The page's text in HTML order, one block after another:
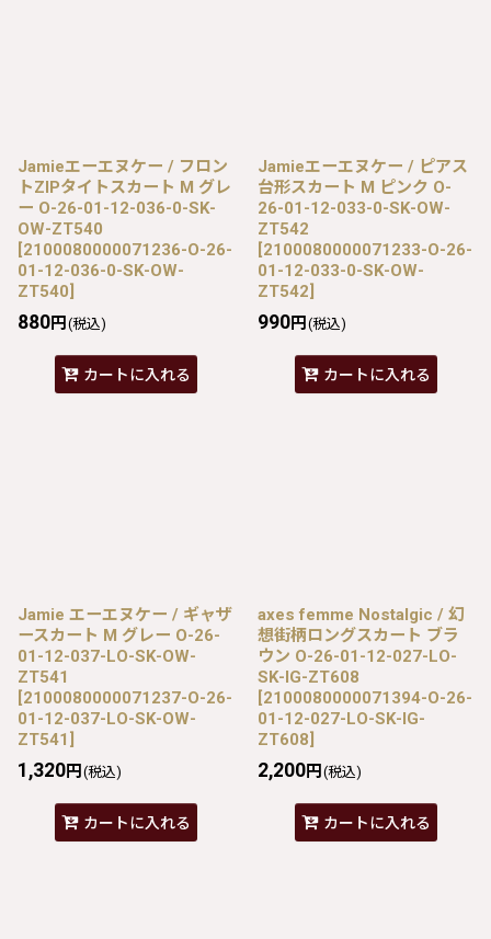
Jamieエーエヌケー / フロン
トZIPタイトスカート M グレ
ー O-26-01-12-036-0-SK-
OW-ZT540
[2100080000071236-O-26-
01-12-036-0-SK-OW-
ZT540]
880円 (税込)
カートに入れる
Jamieエーエヌケー / ピアス
台形スカート M ピンク O-
26-01-12-033-0-SK-OW-
ZT542
[2100080000071233-O-26-
01-12-033-0-SK-OW-
ZT542]
990円 (税込)
カートに入れる
Jamie エーエヌケー / ギャザ
ースカート M グレー O-26-
01-12-037-LO-SK-OW-
ZT541
[2100080000071237-O-26-
01-12-037-LO-SK-OW-
ZT541 ]
1,320円 (税込)
カートに入れる
axes femme Nostalgic / 幻
想街柄ロングスカート ブラ
ウン O-26-01-12-027-LO-
SK-IG-ZT608
[2100080000071394-O-26-
01-12-027-LO-SK-IG-
ZT608]
2,200円 (税込)
カートに入れる